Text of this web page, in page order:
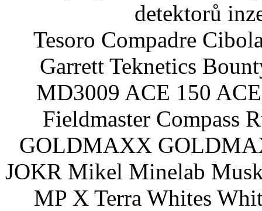
detektorů
Tesoro Compadre
Garrett Teknetics
MD3009 ACE 150
Fieldmaster Compass
GOLDMAXX
JOKR Mikel Minelab
MP X Terra Whites